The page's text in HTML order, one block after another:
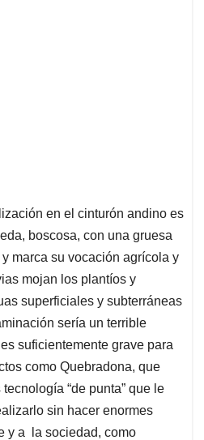
en el cinturón andino es
boscosa, con una gruesa
marca su vocación agrícola y
mojan los plantíos y
superficiales y subterráneas
sería un terrible
suficientemente grave para
como Quebradona, que
“de punta” que le
sin hacer enormes
y a la sociedad, como